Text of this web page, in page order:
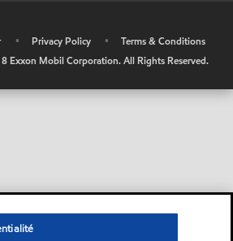
• Privacy Policy •
Terms & Conditions
Exxon Mobil Corporation. All Rights Reserved.